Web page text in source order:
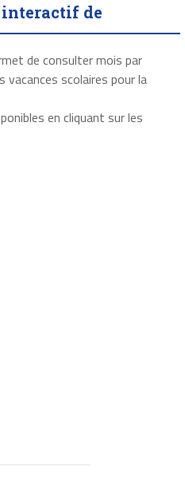
de
de consulter mois par
scolaires pour la
en cliquant sur les